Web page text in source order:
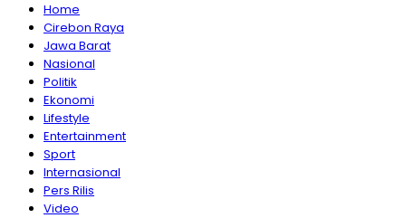
Home
Cirebon Raya
Jawa Barat
Nasional
Politik
Ekonomi
Lifestyle
Entertainment
Sport
Internasional
Pers Rilis
Video